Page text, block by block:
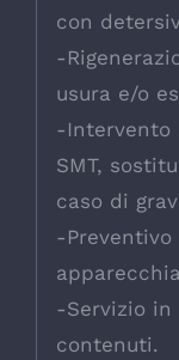
con
-
usura e/o
-Intervento
SMT,
caso di
-
-Servizio
contenuti.